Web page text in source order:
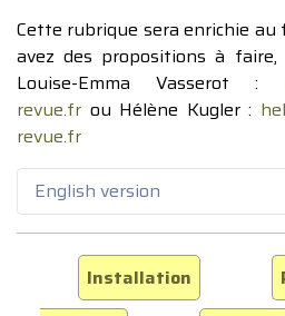
Cette rubrique sera enrichie au
avez des propositions à
Louise-Emma Vasserot :
revue.fr ou Hélène Kugler :
revue.fr
English version
Installation